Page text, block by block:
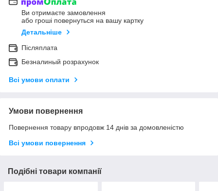
Ви отримаєте замовлення
або гроші повернуться на вашу картку
Детальніше
Післяплата
Безналиный розрахунок
Всі умови оплати
Умови повернення
Повернення товару впродовж 14 днів за домовленістю
Всі умови повернення
Подібні товари компанії